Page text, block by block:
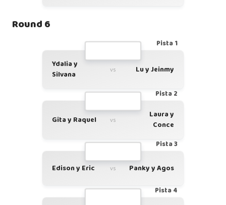
Round 6
Pista 1
Ydalia y
Silvana
vs Lu y Jeinmy
Pista 2
Gita y Raquel vs
Laura y
Conce
Pista 3
Edison y Eric vs Panky y Agos
Pista 4